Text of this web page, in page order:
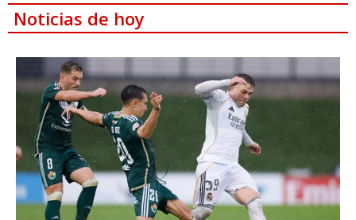
Noticias de hoy